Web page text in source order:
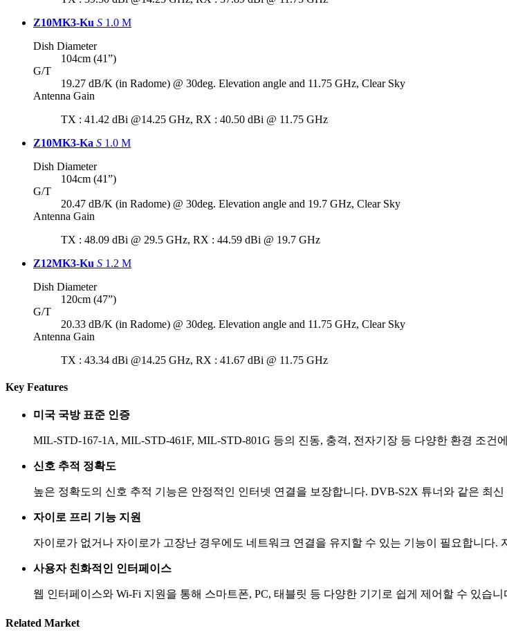
Z10MK3-Ku S 1.0 M
Dish Diameter
104cm (41”)
G/T
19.27 dB/K (in Radome) @ 30deg. Elevation angle and 11.75 GHz, Clear Sky
Antenna Gain
TX : 41.42 dBi @14.25 GHz, RX : 40.50 dBi @ 11.75 GHz
Z10MK3-Ka S 1.0 M
Dish Diameter
104cm (41”)
G/T
20.47 dB/K (in Radome) @ 30deg. Elevation angle and 19.7 GHz, Clear Sky
Antenna Gain
TX : 48.09 dBi @ 29.5 GHz, RX : 44.59 dBi @ 19.7 GHz
Z12MK3-Ku S 1.2 M
Dish Diameter
120cm (47”)
G/T
20.33 dB/K (in Radome) @ 30deg. Elevation angle and 11.75 GHz, Clear Sky
Antenna Gain
TX : 43.34 dBi @14.25 GHz, RX : 41.67 dBi @ 11.75 GHz
Key Features
미국 국방 표준 인증
MIL-STD-167-1A, MIL-STD-461F, MIL-STD-801G 등의 진동, 충격, 전자기장 등 다양한 환경 조
신호 추적 정확도
높은 정확도의 신호 추적 기능은 안정적인 인터넷 연결을 보장합니다. DVB-S2X 튜너와 같은 최
자이로 프리 기능 지원
자이로가 없거나 자이로가 고장난 경우에도 네트워크 연결을 유지할 수 있는 기능이 필요합니다
사용자 친화적인 인터페이스
웹 인터페이스와 Wi-Fi 지원을 통해 스마트폰, PC, 태블릿 등 다양한 기기로 쉽게 제어할 수 있습
Related Market